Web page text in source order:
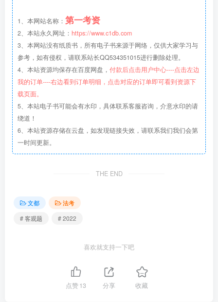
1、本网站名称： 第一考资
2、本站永久网址： https://www.c1db.com
3、本网站没有纸质书，所有电子书来源于网络，仅供大家学习与
参考，如有侵权，请联系站长QQ534351015进行删除处理。
4、本站资源均保存在百度网盘， 付款后点击用户中心----点击左边
我的订单----右边看到订单明细，点击对应的订单即可看到资源下
载页面。
5、本站电子书可能会有水印，具体联系客服咨询，介意水印的请
绕道！
6、本站资源存储在云盘，如发现链接失效，请联系我们我们会第
一时间更新。
THE END
文都
法考
# 客观题
# 2022
喜欢就支持一下吧
点赞13 分享 收藏